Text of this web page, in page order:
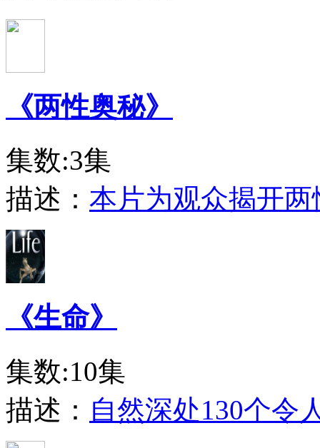
《两性奥秘》
集数:3集
描述： 本片为观众揭开
《生命》
集数:10集
描述： 自然深处130个令